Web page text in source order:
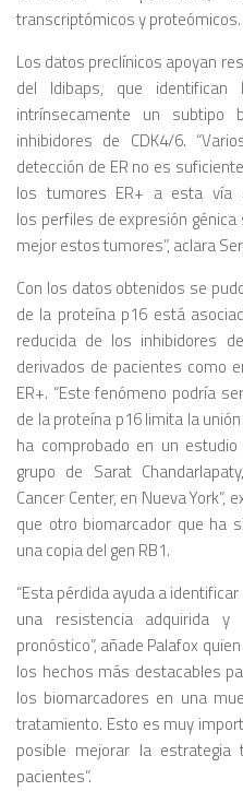
transcriptómicos y proteómicos.
Los datos preclínicos apoyan
del Idibaps, que
intrínsecamente un
inhibidores de CDK4/6.
detección de ER no es
los tumores ER+ a esta vía
los perfiles de expresión
mejor estos tumores”, aclara
Con los datos obtenidos se
de la proteína p16 está
reducida de los inhibidores
derivados de pacientes como
ER+. “Este fenómeno podría
de la proteína p16 limita la
ha comprobado en un
grupo de Sarat
Cancer Center, en Nueva
que otro biomarcador que ha
una copia del gen RB1.
“Esta pérdida ayuda a
una resistencia adquirida
pronóstico”, añade Palafox
los hechos más destacables
los biomarcadores en una
tratamiento. Esto es muy
posible mejorar la
pacientes”.